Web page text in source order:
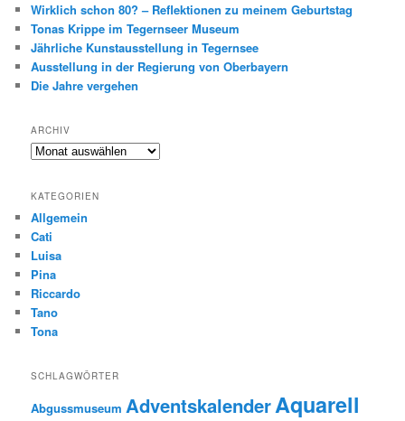
Wirklich schon 80? – Reflektionen zu meinem Geburtstag
Tonas Krippe im Tegernseer Museum
Jährliche Kunstausstellung in Tegernsee
Ausstellung in der Regierung von Oberbayern
Die Jahre vergehen
ARCHIV
Archiv
KATEGORIEN
Allgemein
Cati
Luisa
Pina
Riccardo
Tano
Tona
SCHLAGWÖRTER
Abgussmuseum AdventskalenderAquarell